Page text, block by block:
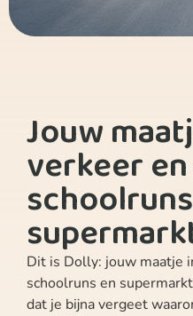
Jouw
verkeer
Dit is Dolly: jouw maatje
schoolruns en
dat je bijna vergeet